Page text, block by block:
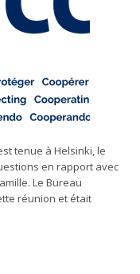
tenue à Helsinki, le
en rapport avec
Le Bureau
réunion et était